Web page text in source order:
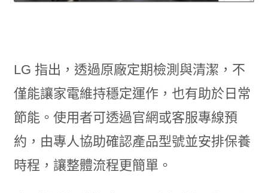
LG 指出，透過原廠定期檢測與清潔，不
僅能讓家電維持穩定運作，也有助於日常
節能。使用者可透過官網或客服專線預
約，由專人協助確認產品型號並安排保養
時程，讓整體流程更簡單。